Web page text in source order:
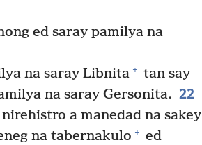
ed saray pamilya na
na saray Libnita + tan say
na saray Gersonita. 22
a manedad na sakey
na tabernakulo + ed